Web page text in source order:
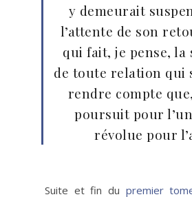
y demeurait
l’attente de son
qui fait, je pense, la
de toute relation qui
rendre compte
poursuit pour
révolue pour
Suite et fin du premier